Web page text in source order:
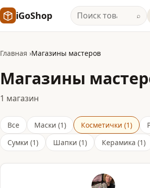
iGoShop ⌕
Главная Магазины мастеров
Магазины
1 магазин
Все Маски (1) Косметички (1)
Сумки (1)
Шапки (1) Керамика (1)